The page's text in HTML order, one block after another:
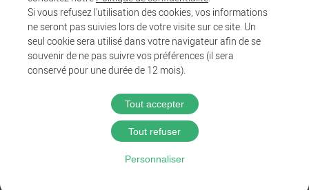
Si vous refusez l'utilisation des cookies, vos informations
ne seront pas suivies lors de votre visite sur ce site. Un
seul cookie sera utilisé dans votre navigateur afin de se
souvenir de ne pas suivre vos préférences (il sera
conservé pour une durée de 12 mois).
Tout accepter
Tout refuser
Personnaliser
Agglo
Entreprendre et collaborer
Au quotidien
@2025 Proximit Digital
Politique de confidentialité
Mentions légales